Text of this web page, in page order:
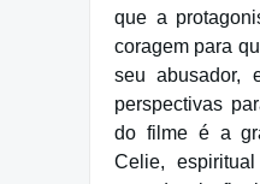
que a
coragem para
seu abusador,
perspectivas
do filme é a
Celie,